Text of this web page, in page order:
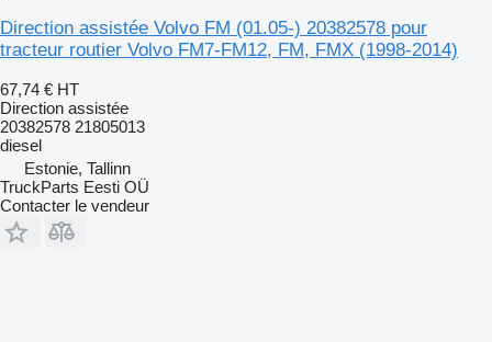
Direction assistée Volvo FM (01.05-) 20382578 pour
tracteur routier Volvo FM7-FM12, FM, FMX (1998-2014)
67,74 € HT
Direction assistée
20382578 21805013
diesel
Estonie, Tallinn
TruckParts Eesti OÜ
Contacter le vendeur